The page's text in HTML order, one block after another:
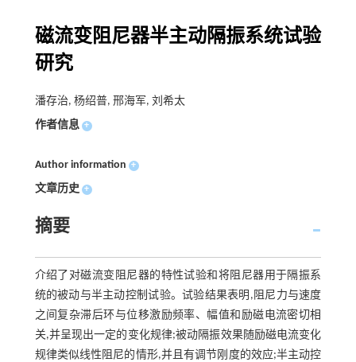
磁流变阻尼器半主动隔振系统试验
研究
潘存治, 杨绍普, 邢海军, 刘希太
作者信息 +
Author information +
文章历史 +
摘要
介绍了对磁流变阻尼器的特性试验和将阻尼器用于隔振系
统的被动与半主动控制试验。试验结果表明,阻尼力与速度
之间复杂滞后环与位移激励频率、幅值和励磁电流密切相
关,并呈现出一定的变化规律;被动隔振效果随励磁电流变化
规律类似线性阻尼的情形,并且有调节刚度的效应;半主动控